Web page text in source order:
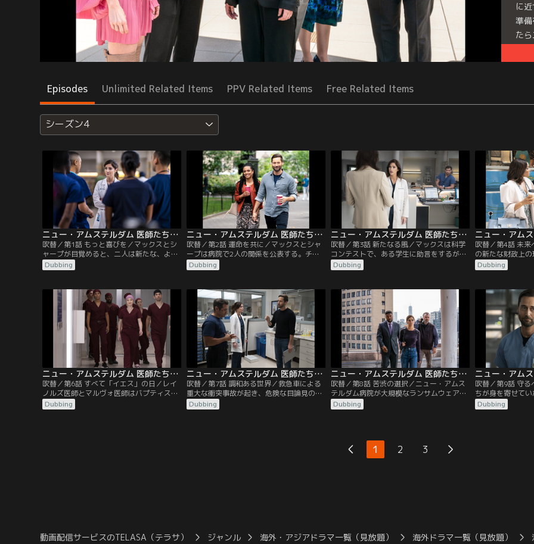
に
準
た
い
Episodes Unlimited Related Items PPV Related Items Free Related Items
シーズン4
ニュー・アムステルダム 医師たちのカルテ シーズン4 第01話／吹替
吹替／第1話 もっと喜びを／マックスとシ
ャープが目覚めると、二人は新たな、より
親密な間柄に。イギーは、病院で起きたあ
る爆発事件を解決すべく、かつての知り合
しいレジデントたちを迎え微妙な職場関係
をスタート。レイノルズはバプティスト医
師と彼の妻リン・マルヴォ医師との間に挟
まれ、気まずい立場に立たされる。
Dubbing
ニュー・アムステルダム 医師たちのカルテ シーズン4 第02話／吹替
吹替／第2話 運命を共に／マックスとシャ
ープは病院で2人の関係を公表する。チー
ムは混雑して人手不足のICUを切り盛りす
るために奮闘し、みんなで協力する。イギ
を遠ざけてしまう。
Dubbing
ニュー・アムステルダム 医師たちのカルテ シーズン4 第03話／吹替
吹替／第3話 新たなる風／マックスは科学
コンテストで、ある学生に助言をするが、
彼女の素晴らしい発明が法的問題に発展し
てしまう。ブルームはシンワリ医師を励ま
ギーは謙虚になり、ある教訓を得る。ブラ
ントリーはある発表をして職員たちを驚か
せる。
Dubbing
吹替／第4話 未
の新たな財政上
師は手遅れにな
の再検査を受け
に悩む。レイノ
についての興味
Dubbing
ニュー・アムステルダム 医師たちのカルテ シーズン4 第06話／吹替
吹替／第6話 すべて「イエス」の日／レイ
ノルズ医師とマルヴォ医師はバプティスト
医師と腹を割って話し合う。シャープの昔
の知り合いが現れ、マックスはシャープの
Dubbing
ニュー・アムステルダム 医師たちのカルテ シーズン4 第07話／吹替
吹替／第7話 調和ある世界／救急車による
重大な衝突事故が起き、危険な目論見の存
在が判明。マックスとブルームは衝撃を受
ける。フエンテス医師はイギーに患者を診
Dubbing
ニュー・アムステルダム 医師たちのカルテ シーズン4 第08話／吹替
吹替／第8話 苦渋の選択／ニュー・アムス
テルダム病院が大規模なランサムウェア攻
撃を受け、マックスは苦渋の決断を迫られ
る。
Dubbing
吹替／第9話 守
ちが身を寄せて
マックスは彼ら
手段に出る。シ
Dubbing
1 2 3
動画配信サービスのTELASA（テラサ） ジャンル 海外・アジアドラマ一覧（見放題） 海外ドラマ一覧（見放題）